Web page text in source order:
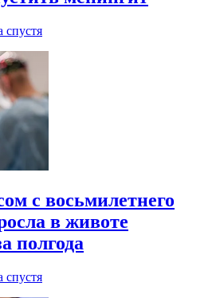
спустя
с восьмилетнего
в животе
полгода
спустя